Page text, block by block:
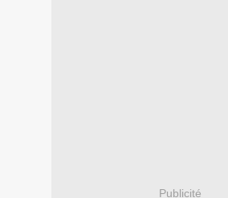
Publicité